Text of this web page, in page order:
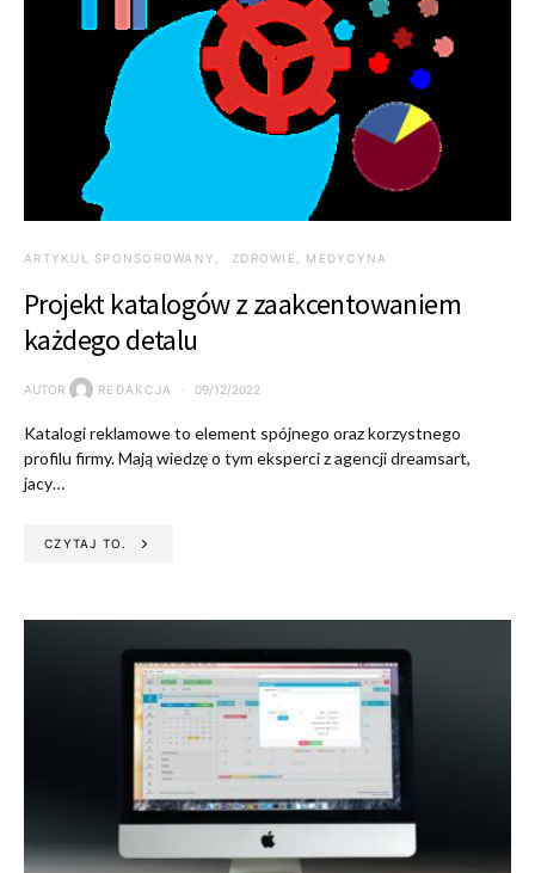
ARTYKUŁ SPONSOROWANY ZDROWIE, MEDYCYNA
Projekt katalogów z zaakcentowaniem
każdego detalu
AUTOR REDAKCJA 09/12/2022
Katalogi reklamowe to element spójnego oraz korzystnego
profilu firmy. Mają wiedzę o tym eksperci z agencji dreamsart,
jacy…
CZYTAJ TO.